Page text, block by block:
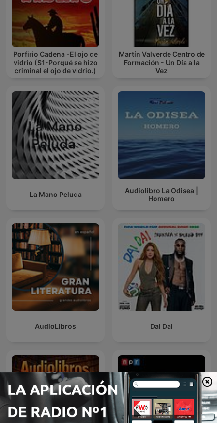
Porfirio Cadena -El ojo de
vidrio (S1-Porqué se hizo
criminal el ojo de vidrio.)
Martín Valverde Centro de
Formación - Un Día a la
Vez
La Mano Peluda
Audiolibro La Odisea |
Homero
AudioLibros Dai Dai